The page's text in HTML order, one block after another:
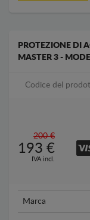
PROTEZIONE DI
MASTER 3 -
Codice del
200 €
193 €
IVA incl.
Marca